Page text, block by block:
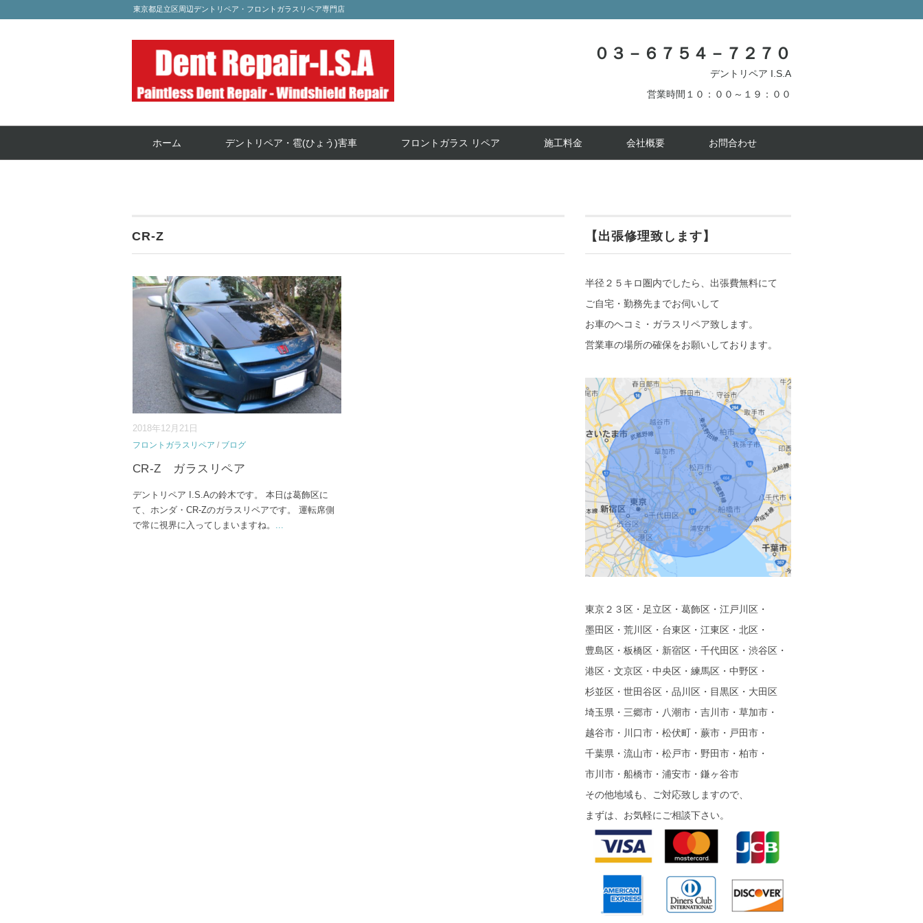
東京都足立区周辺デントリペア・フロントガラスリペア専門店
０３－６７５４－７２７０
デントリペア I.S.A
営業時間１０：００～１９：００
ホーム デントリペア・雹(ひょう)害車 フロントガラス リペア 施工料金 会社概要 お問合わせ
CR-Z
2018年12月21日
フロントガラスリペア / ブログ
CR-Z ガラスリペア
デントリペア I.S.Aの鈴木です。 本日は葛飾区に
て、ホンダ・CR-Zのガラスリペアです。 運転席側
で常に視界に入ってしまいますね。 ...
【出張修理致します】
半径２５キロ圏内でしたら、出張費無料にて
ご自宅・勤務先までお伺いして
お車のヘコミ・ガラスリペア致します。
営業車の場所の確保をお願いしております。
東京２３区・足立区・葛飾区・江戸川区・
墨田区・荒川区・台東区・江東区・北区・
豊島区・板橋区・新宿区・千代田区・渋谷区・
港区・文京区・中央区・練馬区・中野区・
杉並区・世田谷区・品川区・目黒区・大田区
埼玉県・三郷市・八潮市・吉川市・草加市・
越谷市・川口市・松伏町・蕨市・戸田市・
千葉県・流山市・松戸市・野田市・柏市・
市川市・船橋市・浦安市・鎌ヶ谷市
その他地域も、ご対応致しますので、
まずは、お気軽にご相談下さい。